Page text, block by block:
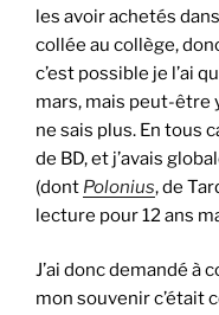
les avoir achetés
collée au collège,
c’est possible je l’ai
mars, mais peut-être
ne sais plus. En tous
de BD, et j’avais
(dont Polonius, de
lecture pour 12 ans
J’ai donc demandé à
mon souvenir c’était